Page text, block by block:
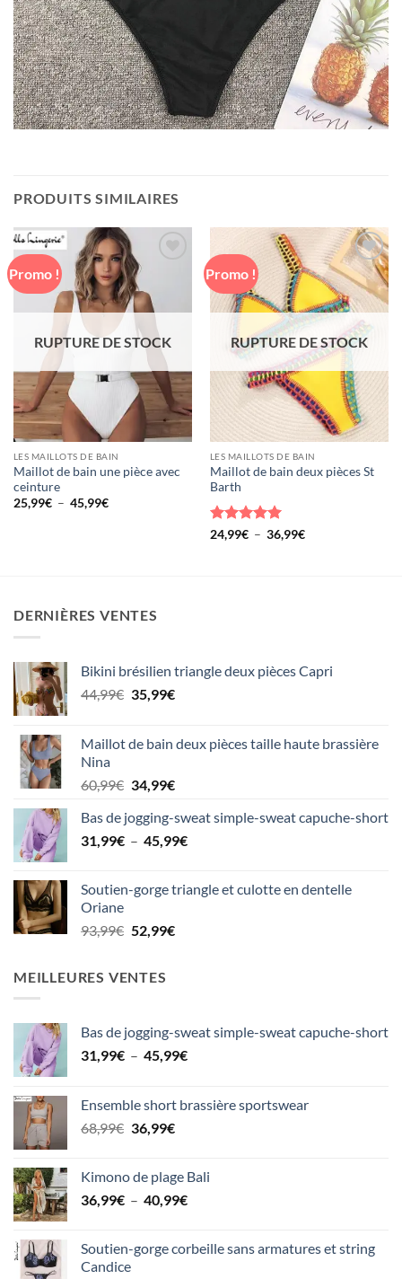
PRODUITS SIMILAIRES
Promo !
souhaits
RUPTURE DE STOCK
LES MAILLOTS DE BAIN
Maillot de bain une pièce avec
ceinture
25,99€ – 45,99€Plage
Promo !
Ajouter
à la liste
de
souhaits
RUPTURE DE STOCK
LES MAILLOTS DE BAIN
Maillot de bain deux pièces St
Barth
Note5 sur
24,99€ – 36,99€Plage
DERNIÈRES VENTES
Bikini brésilien triangle deux pièces Capri
44,99€ Le
était :
35,99€Le
est :
Maillot de bain deux pièces taille haute brassière
Nina
60,99€ Le
initial
était :
34,99€Le
actuel
est :
Bas de jogging-sweat simple-sweat capuche-short
31,99€ – 45,99€Plage
31,99€
Soutien-gorge triangle et culotte en dentelle
Oriane
93,99€ Le
était :
52,99€Le
MEILLEURES VENTES
Bas de jogging-sweat simple-sweat capuche-short
31,99€ – 45,99€Plage
31,99€
Ensemble short brassière sportswear
68,99€ Le
était :
68,99€.
36,99€Le
est :
36,99€.
Kimono de plage Bali
36,99€ – 40,99€Plage
36,99€
Soutien-gorge corbeille sans armatures et string
Candice